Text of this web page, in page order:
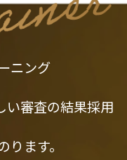
ニング
い審査の結果採用
ます。